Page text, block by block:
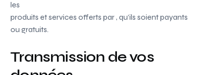
les
produits et services offerts par, qu’ils soient payants
ou gratuits.
Transmission de vos